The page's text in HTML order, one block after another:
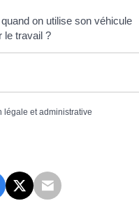
on utilise son véhicule
le travail ?
légale et administrative